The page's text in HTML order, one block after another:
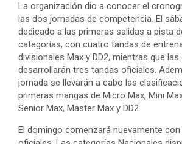
La organización dio a conocer el
las dos jornadas de competencia. El
dedicado a las primeras salidas a pista
categorías, con cuatro tandas de
divisionales Max y DD2, mientras que
desarrollarán tres tandas oficiales.
jornada se llevarán a cabo las
primeras mangas de Micro Max, Mini
Senior Max, Master Max y DD2.
El domingo comenzará nuevamente